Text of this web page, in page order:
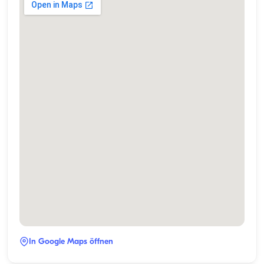
In Google Maps öffnen